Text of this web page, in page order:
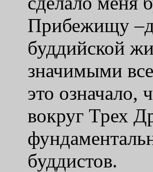
Прибежищу–
буддийской
значимыми
это означало,
вокруг Трех
буддистов.